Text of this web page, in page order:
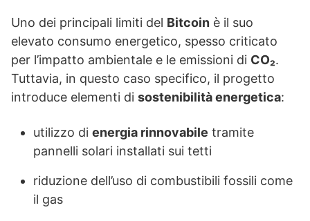
Uno dei principali limiti del Bitcoin è il suo
elevato consumo energetico, spesso criticato
per l’impatto ambientale e le emissioni di CO₂.
Tuttavia, in questo caso specifico, il progetto
introduce elementi di sostenibilità energetica:
utilizzo di energia rinnovabile tramite
pannelli solari installati sui tetti
riduzione dell’uso di combustibili fossili come
il gas